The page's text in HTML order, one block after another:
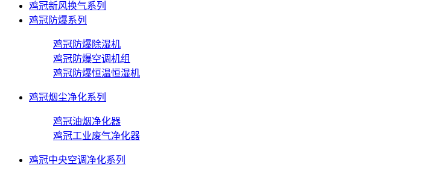
鸡冠新风换气系列
鸡冠防爆系列
鸡冠防爆除湿机
鸡冠防爆空调机组
鸡冠防爆恒温恒湿机
鸡冠烟尘净化系列
鸡冠油烟净化器
鸡冠工业废气净化器
鸡冠中央空调净化系列